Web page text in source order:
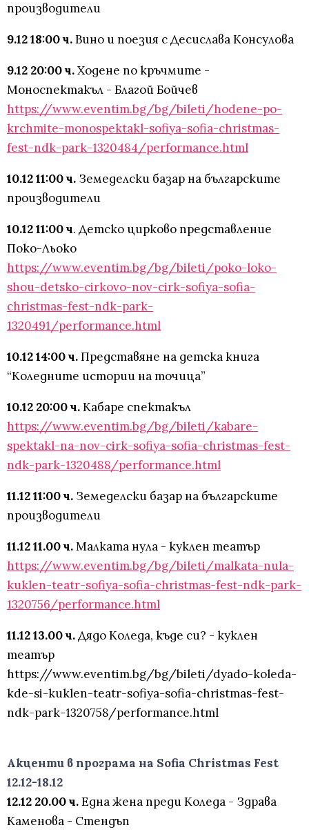
производители
9.12 18:00 ч.Вино и поезия с Десислава Консулова
9.12 20:00 ч.Ходене по кръчмите -
Моноспектакъл - Благой Бойчев
https://www.eventim.bg/bg/bileti/hodene-po-
krchmite-monospektakl-sofiya-sofia-christmas-
fest-ndk-park-1320484/performance.html
10.12 11:00 ч. Земеделски базар на българските
производители
10.12 11:00 ч. Детско цирково представление
Поко-Льоко
https://www.eventim.bg/bg/bileti/poko-loko-
shou-detsko-cirkovo-nov-cirk-sofiya-sofia-
christmas-fest-ndk-park-
1320491/performance.html
10.12 14:00 ч.Представяне на детска книга
“Коледните истории на точица”
10.12 20:00 ч.Кабаре спектакъл
https://www.eventim.bg/bg/bileti/kabare-
spektakl-na-nov-cirk-sofiya-sofia-christmas-fest-
ndk-park-1320488/performance.html
11.12 11:00 ч. Земеделски базар на българските
производители
11.12 11.00 ч.Малката нула - куклен театър
https://www.eventim.bg/bg/bileti/malkata-nula-
kuklen-teatr-sofiya-sofia-christmas-fest-ndk-park-
1320756/performance.html
11.12 13.00 ч.Дядо Коледа, къде си? - куклен
театър
https://www.eventim.bg/bg/bileti/dyado-koleda-
kde-si-kuklen-teatr-sofiya-sofia-christmas-fest-
ndk-park-1320758/performance.html
Акценти в програма на Sofia Christmas Fest
12.12-18.12
12.12 20.00 ч.Една жена преди Коледа - Здрава
Каменова - Стендъп